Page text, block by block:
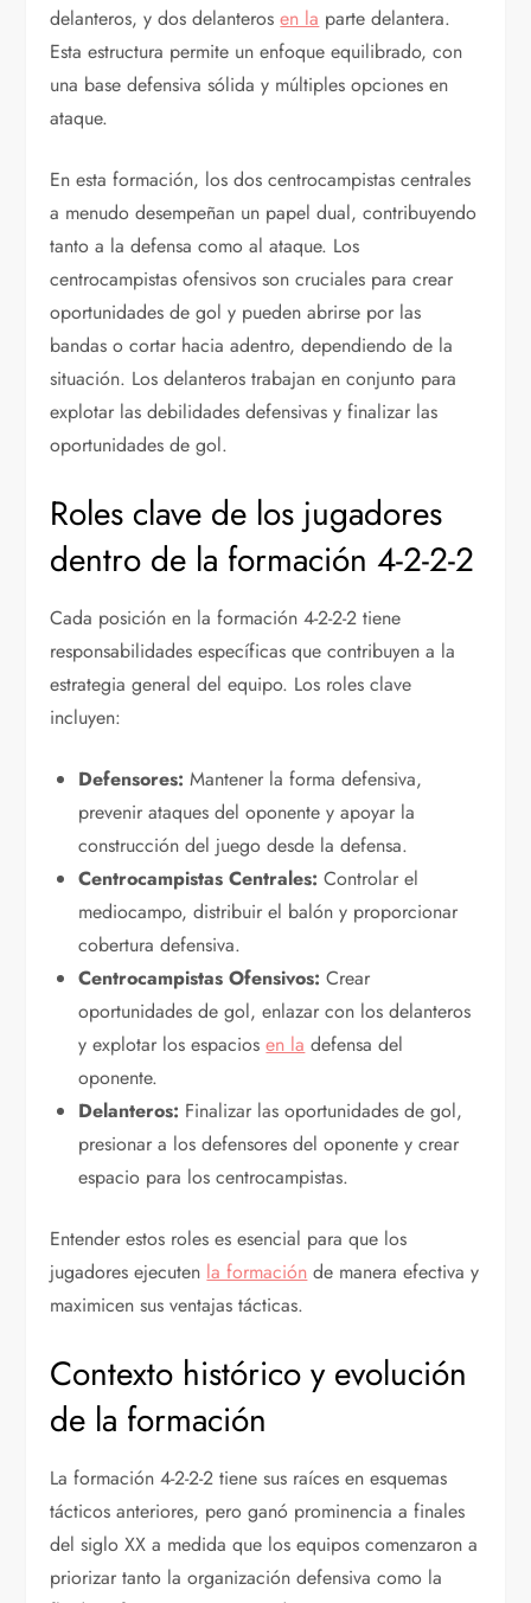
delanteros, y dos delanterosen la parte delantera.
Esta estructura permite un enfoque equilibrado, con
una base defensiva sólida y múltiples opciones en
ataque.
En esta formación, los dos centrocampistas centrales
a menudo desempeñan un papel dual, contribuyendo
tanto a la defensa como al ataque. Los
centrocampistas ofensivos son cruciales para crear
oportunidades de gol y pueden abrirse por las
bandas o cortar hacia adentro, dependiendo de la
situación. Los delanteros trabajan en conjunto para
explotar las debilidades defensivas y finalizar las
oportunidades de gol.
Roles clave de los jugadores
dentro de la formación 4-2-2-2
Cada posición en la formación 4-2-2-2 tiene
responsabilidades específicas que contribuyen a la
estrategia general del equipo. Los roles clave
incluyen:
Defensores: Mantener la forma defensiva,
prevenir ataques del oponente y apoyar la
construcción del juego desde la defensa.
Centrocampistas Centrales: Controlar el
mediocampo, distribuir el balón y proporcionar
cobertura defensiva.
Centrocampistas Ofensivos: Crear
oportunidades de gol, enlazar con los delanteros
y explotar los espaciosen la defensa del
oponente.
Delanteros: Finalizar las oportunidades de gol,
presionar a los defensores del oponente y crear
espacio para los centrocampistas.
Entender estos roles es esencial para que los
jugadores ejecuten la formación de manera efectiva y
maximicen sus ventajas tácticas.
Contexto histórico y evolución
de la formación
La formación 4-2-2-2 tiene sus raíces en esquemas
tácticos anteriores, pero ganó prominencia a finales
del siglo XX a medida que los equipos comenzaron a
priorizar tanto la organización defensiva como la